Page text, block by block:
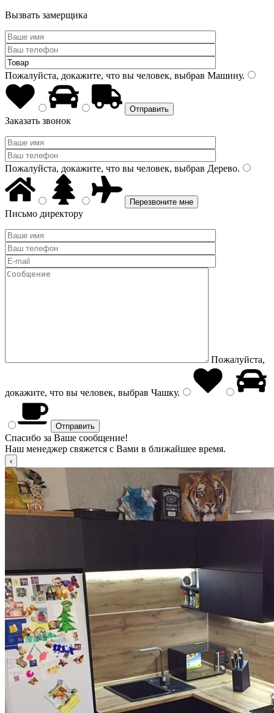
Вызвать замерщика
Пожалуйста, докажите, что вы человек, выбрав Машину.
Заказать звонок
Пожалуйста, докажите, что вы человек, выбрав Дерево.
Письмо директору
Пожалуйста,
докажите, что вы человек, выбрав Чашку.
Спасибо за Ваше сообщение!
Наш менеджер свяжется с Вами в ближайшее время.